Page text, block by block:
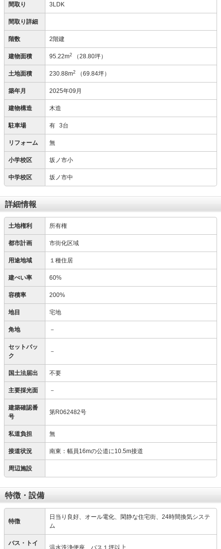
間取り 3LDK
間取り詳細
階数 2階建
建物面積 95.22m2 （28.80坪）
土地面積 230.88m2 （69.84坪）
築年月 2025年09月
建物構造 木造
駐車場 有 3台
リフォーム 無
小学校区 坂ノ市小
中学校区 坂ノ市中
詳細情報
土地権利 所有権
都市計画 市街化区域
用途地域 １種住居
建ぺい率 60%
容積率 200%
地目 宅地
角地 －
セットバッ
ク
－
国土法届出 不要
主要採光面 －
建築確認番
号
第R062482号
私道負担 無
接道状況 南東：幅員16mの公道に10.5m接道
周辺施設
特徴・設備
特徴
日当り良好、オール電化、閑静な住宅街、24時間換気システ
ム
バス・トイ
温水洗浄便座、バス１坪以上